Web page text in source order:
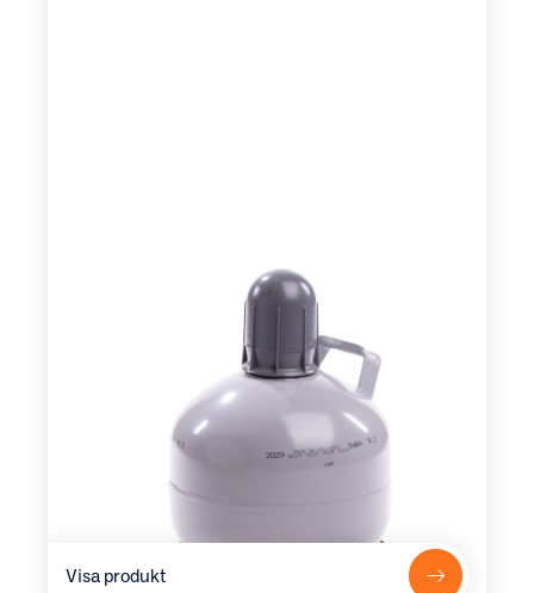
Visa produkt